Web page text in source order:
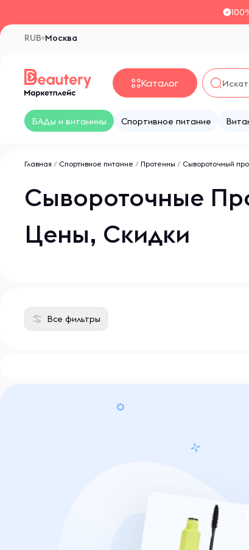
Москва
RUB
Каталог
БАДы и витамины Спортивное питание
Главная / Спортивное питание / Протеины / Сывороточный
Сывороточные
Цены, Скидки
Все фильтры